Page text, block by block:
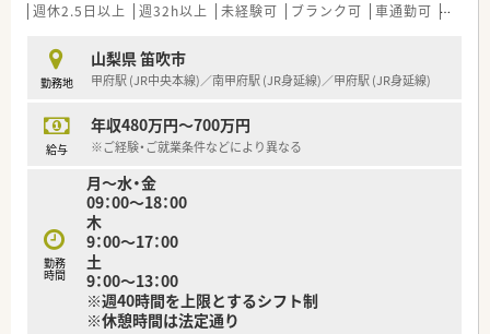
週休2.5日以上 週32h以上 未経験可 ブランク可 車通勤可 高給
勤務地
山梨県 笛吹市
甲府駅 (JR中央本線)／南甲府駅 (JR身延線)／甲府駅 (JR身延線)
給与
年収480万円～700万円
※ご経験・ご就業条件などにより異なる
勤務
時間
月～水・金
09：00～18：00
木
9：00～17：00
土
9：00～13：00
※週40時間を上限とするシフト制
※休憩時間は法定通り